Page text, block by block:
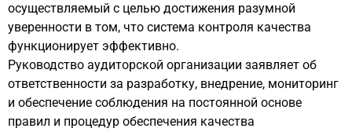
осуществляемый с целью достижения разумной
уверенности в том, что система контроля качества
функционирует эффективно.
Руководство аудиторской организации заявляет об
ответственности за разработку, внедрение, мониторинг
и обеспечение соблюдения на постоянной основе
правил и процедур обеспечения качества